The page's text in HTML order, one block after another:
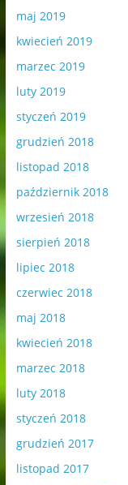
maj 2019
kwiecień 2019
marzec 2019
luty 2019
styczeń 2019
grudzień 2018
listopad 2018
październik 2018
wrzesień 2018
sierpień 2018
lipiec 2018
czerwiec 2018
maj 2018
kwiecień 2018
marzec 2018
luty 2018
styczeń 2018
grudzień 2017
listopad 2017